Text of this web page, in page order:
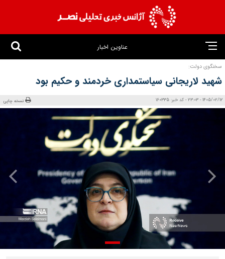
عناوین اخبار
سخنگوی دولت:
شهید لاریجانی سیاستمداری خردمند و حکیم بود
1405/02/12 - 23:03 - کد خبر: 160335 نسخه چاپی